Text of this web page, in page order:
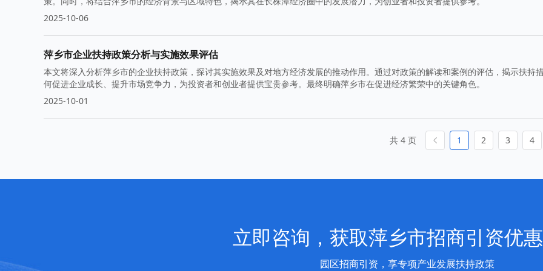
2025-10-06
萍乡市企业扶持政策分析与实施效果评估
本文将深入分析萍乡市的企业扶持政策，探讨其实施效果及对地方经济发展的推动作用。通过对政策的解读和案例的评估，揭示扶持
何促进企业成长、提升市场竞争力，为投资者和创业者提供宝贵参考。最终明确萍乡市在促进经济繁荣中的关键角色。
2025-10-01
共 4 页 1 2 3 4
立即咨询，获取萍乡市招商引资优
园区招商引资，享专项产业发展扶持政策